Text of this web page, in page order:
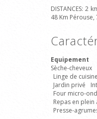
DISTANCES: 2
48 Km Pérouse,
Equipement
Sèche-cheveux
Linge de
Jardin privé
Four micro-
Repas en plein
Presse-